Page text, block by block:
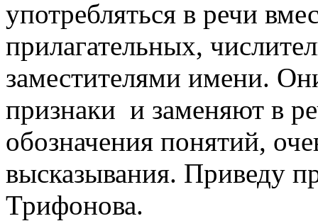
употребляться в речи
прилагательных,
заместителями имени.
признаки и заменяют в
обозначения понятий,
высказывания. Приведу
Трифонова.